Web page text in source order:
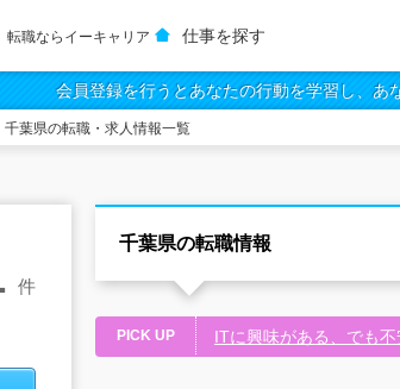
転職ならイーキャリア 仕事を探す
会員登録を行うとあなたの行動を学習し、あ
千葉県の転職・求人情報一覧
千葉県の転職情報
PICK UP ITに興味がある、でも
件